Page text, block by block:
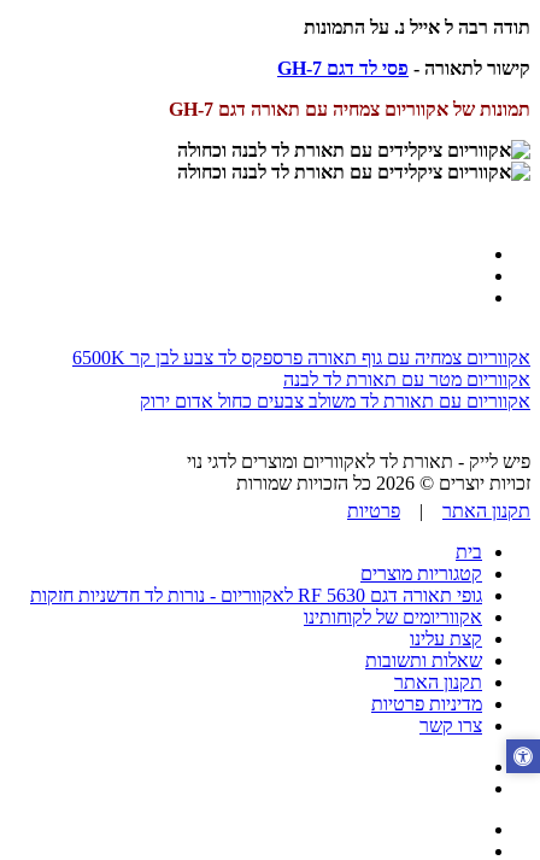
תודה רבה ל אייל נ. על התמונות
קישור לתאורה - פסי לד דגם GH-7
תמונות של אקווריום צמחיה עם תאורה דגם GH-7
אקווריום צמחיה עם גוף תאורה פרספקס לד צבע לבן קר 6500K
אקווריום מטר עם תאורת לד לבנה
אקווריום עם תאורת לד משולב צבעים כחול אדום ירוק
פיש לייק - תאורת לד לאקווריום ומוצרים לדגי נוי
זכויות יוצרים © 2026 כל הזכויות שמורות
תקנון האתר | פרטיות
בית
קטגוריות מוצרים
גופי תאורה דגם RF 5630 לאקווריום - נורות לד חדשניות חזקות
אקווריומים של לקוחותינו
קצת עלינו
שאלות ותשובות
תקנון האתר
מדיניות פרטיות
צרו קשר